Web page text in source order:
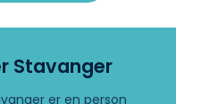
Stavanger
er en person